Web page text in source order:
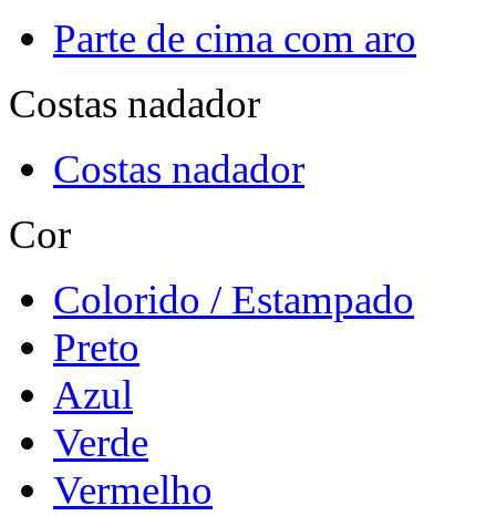
Parte de cima com aro
Costas nadador
Costas nadador
Cor
Colorido / Estampado
Preto
Azul
Verde
Vermelho